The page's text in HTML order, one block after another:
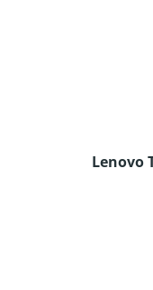
Lenovo